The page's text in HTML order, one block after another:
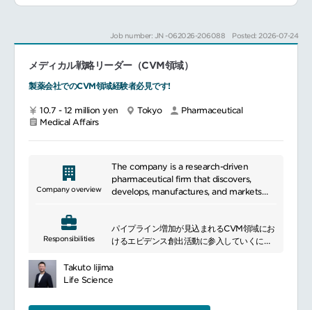
医療従事者への情報提供・メディカル活動支
グ・営業・海外グループ会社との連携
理
Job number: JN -062026-206088 Posted: 2026-07-24
メディカル戦略リーダー（CVM領域）
製薬会社でのCVM領域経験者必見です!
10.7 - 12 million yen Tokyo
Pharmaceutical
Medical Affairs
Company overview
The company is a research-driven
pharmaceutical firm that discovers,
develops, manufactures, and markets
and global partnerships, it advances
treatments in oncology, immunology,
Responsibilities
パイプライン増加が見込まれるCVM領域にお
けるエビデンス創出活動に参入していくにあ
Unmet Medical Needs解消のための
Medical戦略の計画立案ならびに適切な臨床
しているため、
Takuto Iijima
Life Science